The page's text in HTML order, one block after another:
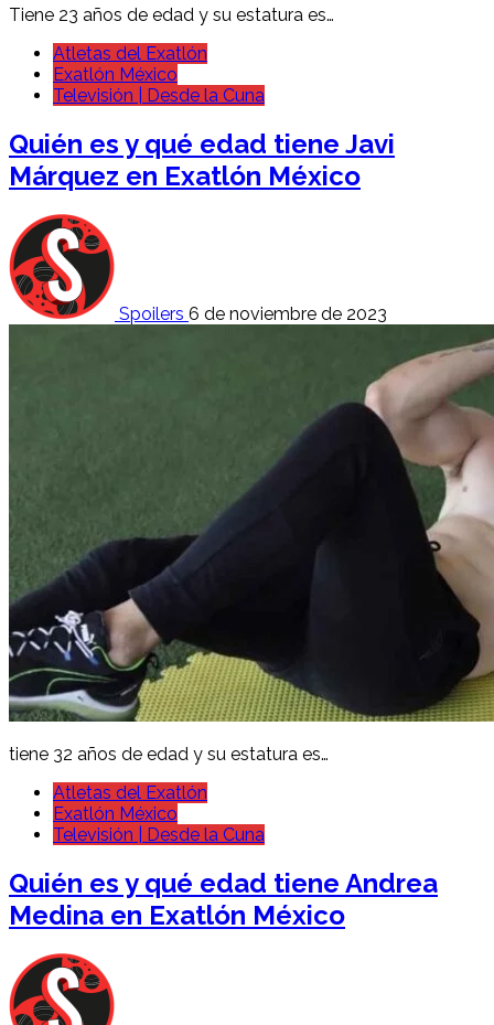
Tiene 23 años de edad y su estatura es…
Atletas del Exatlón
Exatlón México
Televisión | Desde la Cuna
Quién es y qué edad tiene Javi
Márquez en Exatlón México
Spoilers 6 de noviembre de 2023
tiene 32 años de edad y su estatura es…
Atletas del Exatlón
Exatlón México
Televisión | Desde la Cuna
Quién es y qué edad tiene Andrea
Medina en Exatlón México